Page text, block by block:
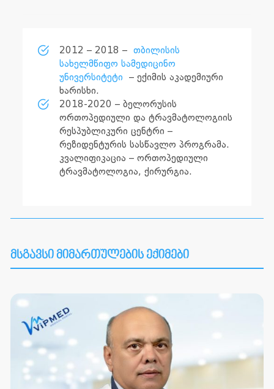
2012 – 2018 – თბილისის
სახელმწიფო სამედიცინო
უნივერსიტეტი
– ექიმის აკადემიური
ხარისხი.
2018-2020 – ბელორუსის
ორთოპედიული და ტრავმატოლოგიის
რესპუბლიკური ცენტრი –
რეზიდენტურის სასწავლო პროგრამა.
კვალიფიკაცია – ორთოპედიული
ტრავმატოლოგია, ქირურგია.
მსგავსი მიმართულების ექიმები